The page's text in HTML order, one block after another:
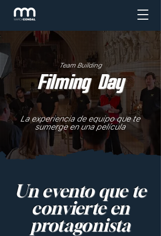
Team Building
Filming Day
La experiencia de equipo que te
sumerge en una película
Un evento que te
convierte en
protagonista